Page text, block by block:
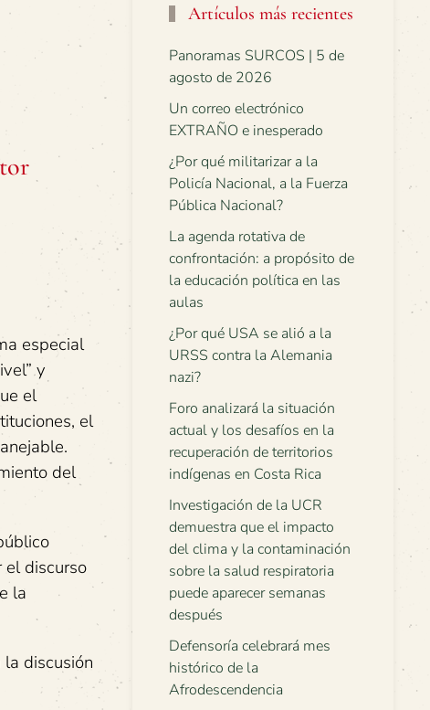
especial
y
el
el
del
el discurso
la
discusión
Artículos más recientes
Panoramas SURCOS | 5 de
agosto de 2026
Un correo electrónico
EXTRAÑO e inesperado
¿Por qué militarizar a la
Policía Nacional, a la Fuerza
Pública Nacional?
La agenda rotativa de
confrontación: a propósito de
la educación política en las
aulas
¿Por qué USA se alió a la
URSS contra la Alemania
nazi?
Foro analizará la situación
actual y los desafíos en la
recuperación de territorios
indígenas en Costa Rica
Investigación de la UCR
demuestra que el impacto
del clima y la contaminación
sobre la salud respiratoria
puede aparecer semanas
después
Defensoría celebrará mes
histórico de la
Afrodescendencia